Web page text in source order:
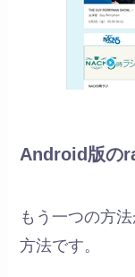
Android版の
もう一つの方
方法です。